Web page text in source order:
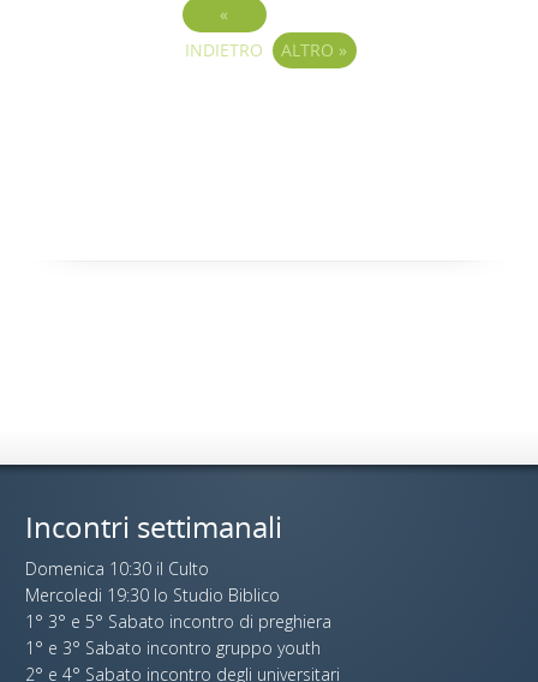
«
INDIETRO
ALTRO »
Incontri settimanali
Domenica 10:30 il Culto
Mercoledi 19:30 lo Studio Biblico
1° 3° e 5° Sabato incontro di preghiera
1° e 3° Sabato incontro gruppo youth
2° e 4° Sabato incontro degli universitari